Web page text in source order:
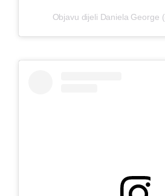
Objavu dijeli Daniela George